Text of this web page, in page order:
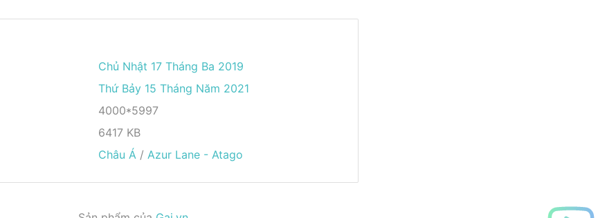
Chủ Nhật 17 Tháng Ba 2019
Thứ Bảy 15 Tháng Năm 2021
4000*5997
6417 KB
Châu Á/ Azur Lane - Atago